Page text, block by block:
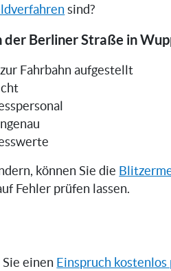
sind?
der Berliner Straße in
Fahrbahn aufgestellt
können Sie die
Fehler prüfen lassen.
einen Einspruch kostenlos